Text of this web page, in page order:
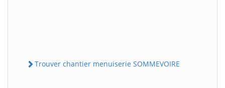
Trouver chantier menuiserie SOMMEVOIRE